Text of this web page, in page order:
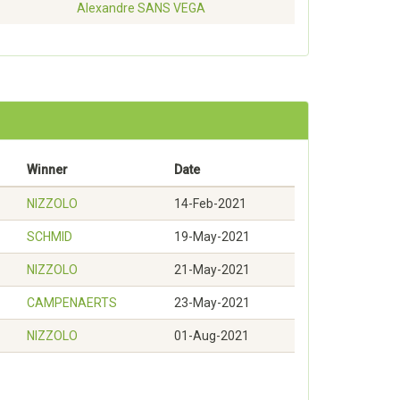
Alexandre SANS VEGA
Winner Date
NIZZOLO 14-Feb-2021
SCHMID 19-May-2021
NIZZOLO 21-May-2021
CAMPENAERTS 23-May-2021
NIZZOLO 01-Aug-2021